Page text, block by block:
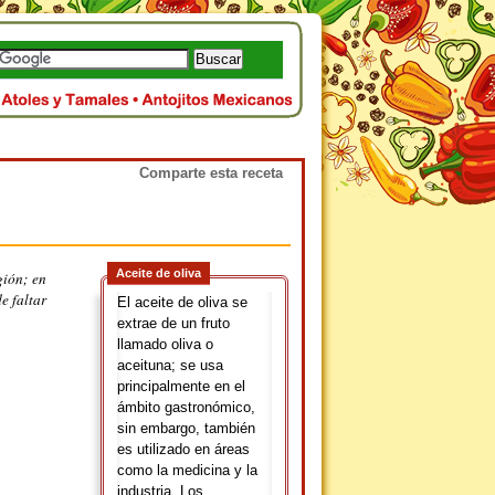
en
faltar
Aceite de oliva
El aceite de oliva se
extrae de un fruto
llamado oliva o
aceituna; se usa
principalmente en el
ámbito gastronómico,
sin embargo, también
es utilizado en áreas
como la medicina y la
industria. Los
Comparte esta receta